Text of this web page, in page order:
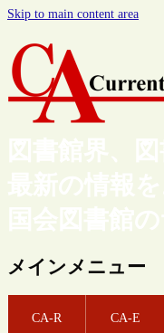
Skip to main content area
図書館界、
最新の情報
国会図書館
メインメニュー
CA-R CA-E